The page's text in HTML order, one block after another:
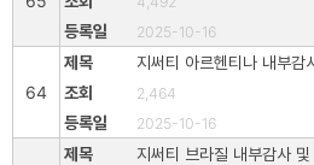
2025-10-16
64
지써티 아르헨티나 내부
2,464
2025-10-16
지써티 브라질 내부감사